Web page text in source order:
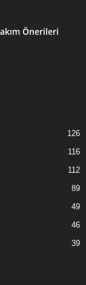
Önerileri
126
116
112
89
49
46
39